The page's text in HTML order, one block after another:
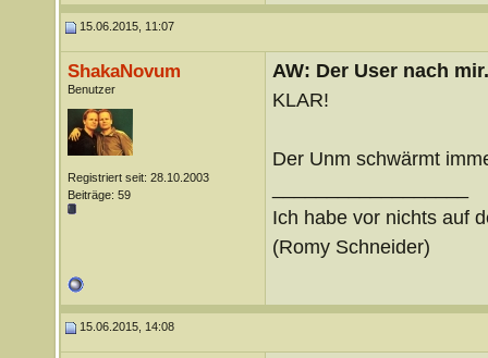
15.06.2015, 11:07
ShakaNovum
Benutzer
Registriert seit: 28.10.2003
Beiträge: 59
AW: Der User nach
KLAR!
Der Unm schwärmt
Ich habe vor nichts auf
(Romy Schneider)
15.06.2015, 14:08